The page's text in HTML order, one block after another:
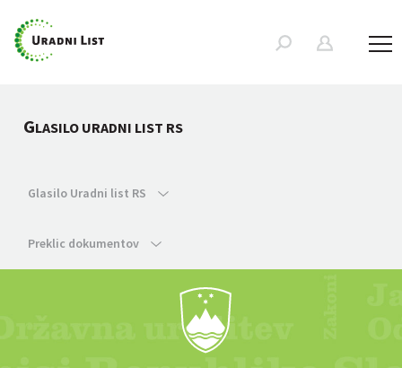
GLASILO URADNI LIST RS
Glasilo Uradni list RS
Preklic dokumentov